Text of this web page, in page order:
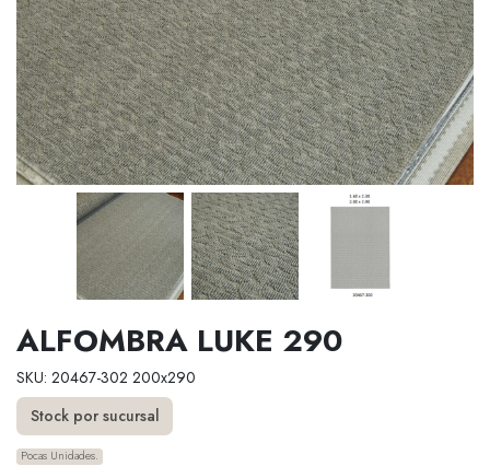
ALFOMBRA LUKE 290
SKU: 20467-302 200x290
Stock por sucursal
Pocas Unidades.